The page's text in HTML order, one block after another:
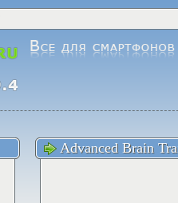
Advanced Brain